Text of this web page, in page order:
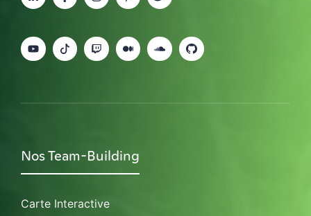
Nos Team-Building
Carte Interactive